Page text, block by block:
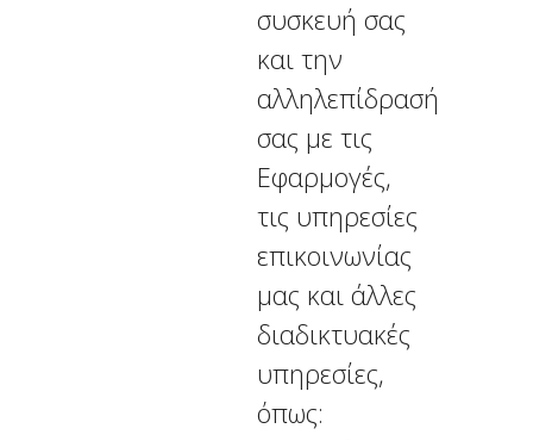
συσκευή σας
και την
αλληλεπίδρασή
σας με τις
Εφαρμογές,
τις υπηρεσίες
επικοινωνίας
μας και άλλες
διαδικτυακές
υπηρεσίες,
όπως: